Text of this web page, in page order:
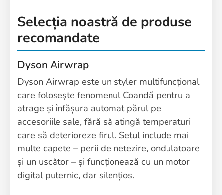
Selecția noastră de produse
recomandate
Dyson Airwrap
Dyson Airwrap este un styler multifuncțional
care folosește fenomenul Coandă pentru a
atrage și înfășura automat părul pe
accesoriile sale, fără să atingă temperaturi
care să deterioreze firul. Setul include mai
multe capete – perii de netezire, ondulatoare
și un uscător – și funcționează cu un motor
digital puternic, dar silențios.